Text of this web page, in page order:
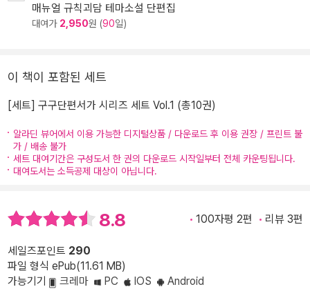
매뉴얼 규칙괴담 테마소설 단편집
대여가 2,950원 (90일)
이 책이 포함된 세트
[세트] 구구단편서가 시리즈 세트 Vol.1 (총10권)
알라딘 뷰어에서 이용 가능한 디지털상품 / 다운로드 후 이용 권장 / 프린트 불
가 / 배송 불가
세트 대여기간은 구성도서 한 권의 다운로드 시작일부터 전체 카운팅됩니다.
대여도서는 소득공제 대상이 아닙니다.
8.8 100자평 2편 리뷰 3편
세일즈포인트 290
파일 형식 ePub(11.61 MB)
가능기기
크레마 PC IOS
Android